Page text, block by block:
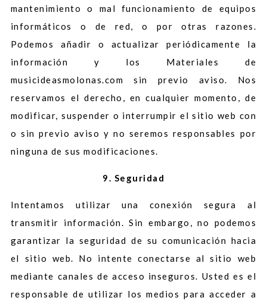
mantenimiento o mal funcionamiento de equipos
informáticos o de red, o por otras razones.
Podemos añadir o actualizar periódicamente la
información y los Materiales de
musicideasmolonas.com sin previo aviso. Nos
reservamos el derecho, en cualquier momento, de
modificar, suspender o interrumpir el sitio web con
o sin previo aviso y no seremos responsables por
ninguna de sus modificaciones.
9. Seguridad
Intentamos utilizar una conexión segura al
transmitir información. Sin embargo, no podemos
garantizar la seguridad de su comunicación hacia
el sitio web. No intente conectarse al sitio web
mediante canales de acceso inseguros. Usted es el
responsable de utilizar los medios para acceder a